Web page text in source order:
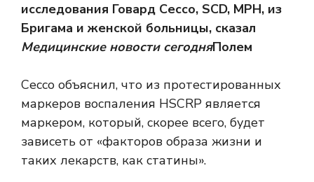
исследования Говард Сессо, SCD, MPH, из
Бригама и женской больницы, сказал
Медицинские новости сегодняПолем
Сессо объяснил, что из протестированных
маркеров воспаления HSCRP является
маркером, который, скорее всего, будет
зависеть от «факторов образа жизни и
таких лекарств, как статины».